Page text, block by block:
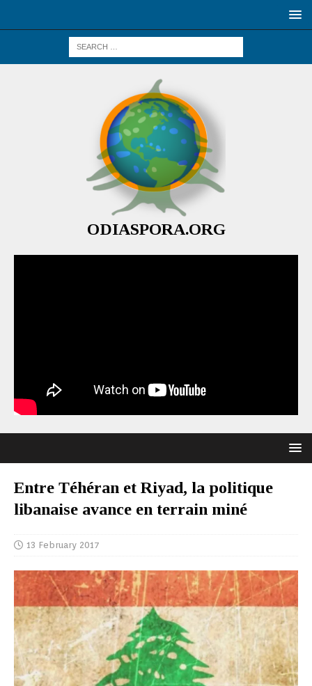
ODIASPORA.ORG
Entre Téhéran et Riyad, la politique
libanaise avance en terrain miné
13 February 2017